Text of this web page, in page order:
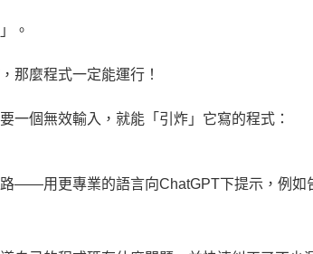
。
，那麼程式一定能運行！
一個無效輸入，就能「引炸」它寫的程式：
——用更專業的語言向ChatGPT下提示，例如